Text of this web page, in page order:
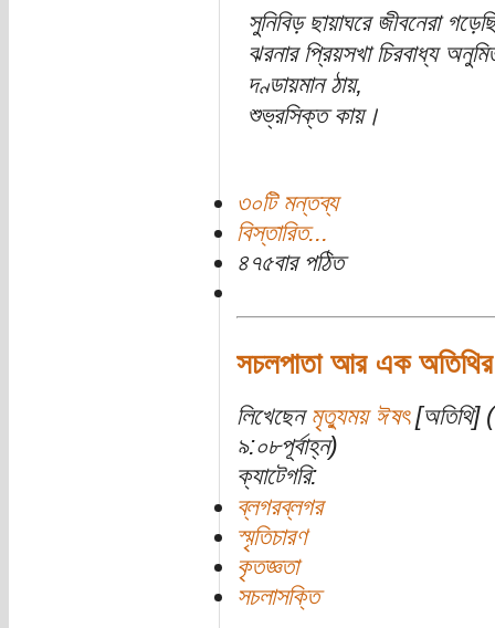
সুনিবিড় ছায়াঘরে জীবনেরা
ঝরনার প্রিয়সখা চিরবাধ্য
দণ্ডায়মান ঠায়,
শুভ্রসিক্ত কায়।
৩০টি মন্তব্য
বিস্তারিত...
৪৭৫বার পঠিত
সচলপাতা আর এক
লিখেছেন মৃত্যুময় ঈষৎ[অতিথি]
৯:০৮পূর্বাহ্ন)
ক্যাটেগরি:
ব্লগরব্লগর
স্মৃতিচারণ
কৃতজ্ঞতা
সচলাসক্তি